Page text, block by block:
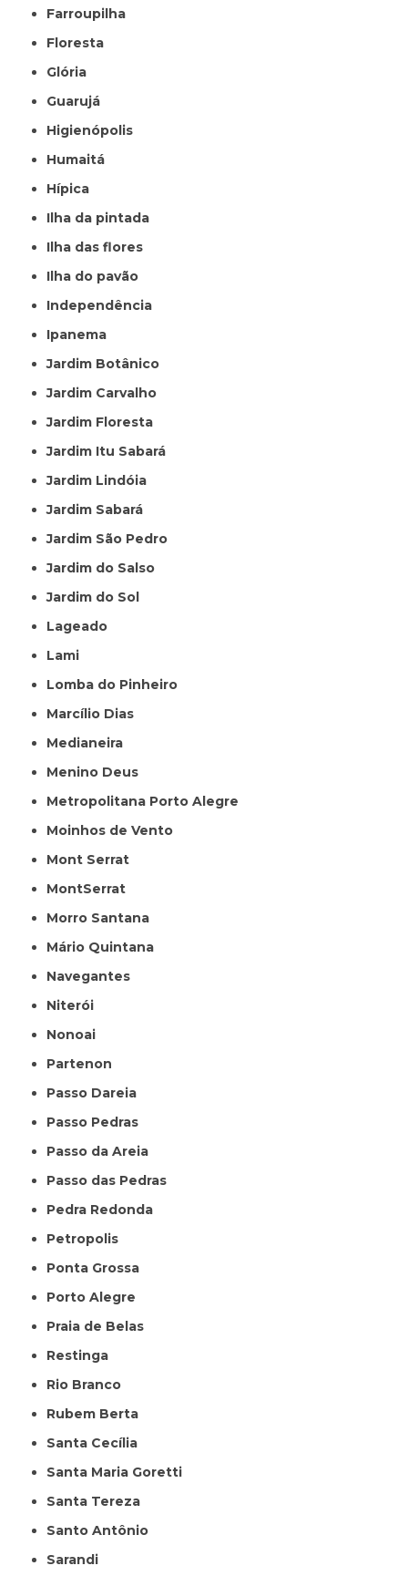
Farroupilha
Floresta
Glória
Guarujá
Higienópolis
Humaitá
Hípica
Ilha da pintada
Ilha das flores
Ilha do pavão
Independência
Ipanema
Jardim Botânico
Jardim Carvalho
Jardim Floresta
Jardim Itu Sabará
Jardim Lindóia
Jardim Sabará
Jardim São Pedro
Jardim do Salso
Jardim do Sol
Lageado
Lami
Lomba do Pinheiro
Marcílio Dias
Medianeira
Menino Deus
Metropolitana Porto Alegre
Moinhos de Vento
Mont Serrat
MontSerrat
Morro Santana
Mário Quintana
Navegantes
Niterói
Nonoai
Partenon
Passo Dareia
Passo Pedras
Passo da Areia
Passo das Pedras
Pedra Redonda
Petropolis
Ponta Grossa
Porto Alegre
Praia de Belas
Restinga
Rio Branco
Rubem Berta
Santa Cecília
Santa Maria Goretti
Santa Tereza
Santo Antônio
Sarandi